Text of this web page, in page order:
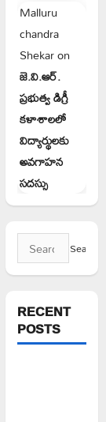
Malluru
chandra
Shekaron
జె.వి.ఆర్.
ప్రభుత్వ డిగ్రీ
కళాశాలలో
విద్యార్థులకు
అవగాహన
సదస్సు
Search
for:
RECENT
POSTS